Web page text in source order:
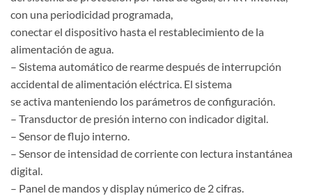
con una periodicidad programada,
conectar el dispositivo hasta el restablecimiento de la
alimentación de agua.
– Sistema automático de rearme después de interrupción
accidental de alimentación eléctrica. El sistema
se activa manteniendo los parámetros de configuración.
– Transductor de presión interno con indicador digital.
– Sensor de flujo interno.
– Sensor de intensidad de corriente con lectura instantánea
digital.
– Panel de mandos y display númerico de 2 cifras.